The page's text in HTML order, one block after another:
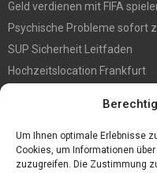
Um Ihnen optimale Erlebnisse
Cookies, um Informationen
zuzugreifen. Die Zustimmung
Geld verdienen mit FIFA
Psychische Probleme sofort
SUP Sicherheit Leitfaden
Hochzeitslocation Frankfurt
Großer Spaß auf der Kirmes in
Bester Oscam- und CCcam-